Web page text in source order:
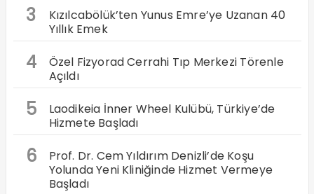
3
Kızılcabölük’ten Yunus Emre’ye Uzanan 40
Yıllık Emek
4
Özel Fizyorad Cerrahi Tıp Merkezi Törenle
Açıldı
5
Laodikeia İnner Wheel Kulübü, Türkiye’de
Hizmete Başladı
6
Prof. Dr. Cem Yıldırım Denizli’de Koşu
Yolunda Yeni Kliniğinde Hizmet Vermeye
Başladı